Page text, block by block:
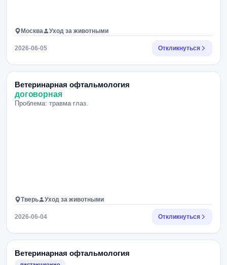
Москва Уход за животными
2026-06-05 Откликнуться
Ветеринарная офтальмология
договорная
Проблема: травма глаз.
Тверь Уход за животными
2026-06-04 Откликнуться
Ветеринарная офтальмология